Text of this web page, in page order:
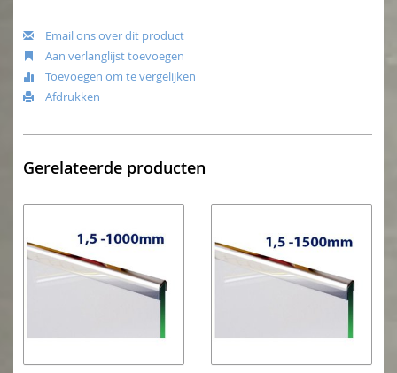
Email ons over dit product
Aan verlanglijst toevoegen
Toevoegen om te vergelijken
Afdrukken
Gerelateerde producten